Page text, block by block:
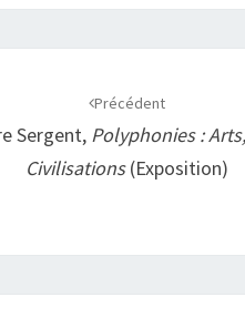
Précédent
Sergent, Polyphonies :
Civilisations(exposition)